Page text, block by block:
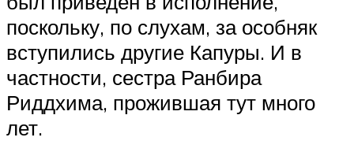
поскольку, по слухам, за особняк
вступились другие Капуры. И в
частности, сестра Ранбира
Риддхима, прожившая тут много
лет.